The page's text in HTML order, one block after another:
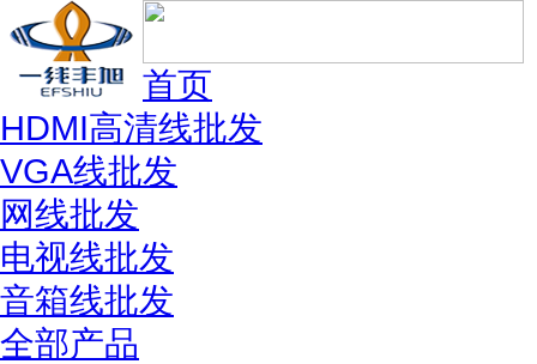
首页
HDMI高清线批发
VGA线批发
网线批发
电视线批发
音箱线批发
全部产品